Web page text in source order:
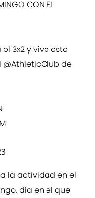
CON EL
3x2 y vive este
@AthleticClub de
la actividad en el
día en el que